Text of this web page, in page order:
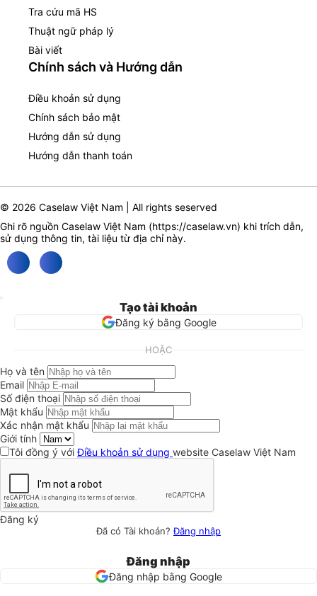
Tra cứu mã HS
Thuật ngữ pháp lý
Bài viết
Chính sách và Hướng dẫn
Điều khoản sử dụng
Chính sách bảo mật
Hướng dẫn sử dụng
Hướng dẫn thanh toán
© 2026 Caselaw Việt Nam | All rights seserved
Ghi rõ nguồn Caselaw Việt Nam (https://caselaw.vn) khi trích dẫn,
sử dụng thông tin, tài liệu từ địa chỉ này.
Tạo tài khoản
Đăng ký bằng Google
HOẶC
Họ và tên
Email
Số điện thoại
Mật khẩu
Xác nhận mật khẩu
Giới tính
Tôi đồng ý vớiĐiều khoản sử dụng website Caselaw Việt Nam
Đăng ký
Đã có Tài khoản?Đăng nhập
Đăng nhập
Đăng nhập bằng Google